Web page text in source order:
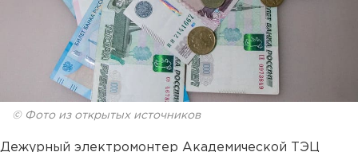
© Фото из открытых источников
Дежурный электромонтер Академической ТЭЦ